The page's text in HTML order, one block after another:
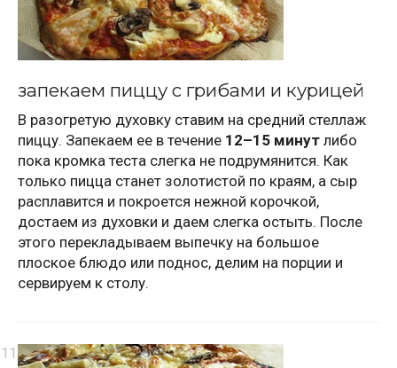
запекаем пиццу с грибами и курицей
В разогретую духовку ставим на средний стеллаж
пиццу. Запекаем ее в течение 12–15 минут либо
пока кромка теста слегка не подрумянится. Как
только пицца станет золотистой по краям, а сыр
расплавится и покроется нежной корочкой,
достаем из духовки и даем слегка остыть. После
этого перекладываем выпечку на большое
плоское блюдо или поднос, делим на порции и
сервируем к столу.